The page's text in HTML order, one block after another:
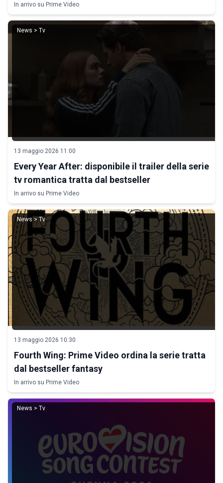
In arrivo su Prime Video
News > Tv
13 maggio 2026 11:00
Every Year After: disponibile il trailer della serie
tv romantica tratta dal bestseller
In arrivo su Prime Video
News > Tv
13 maggio 2026 10:30
Fourth Wing: Prime Video ordina la serie tratta
dal bestseller fantasy
In arrivo su Prime Video
News > Tv